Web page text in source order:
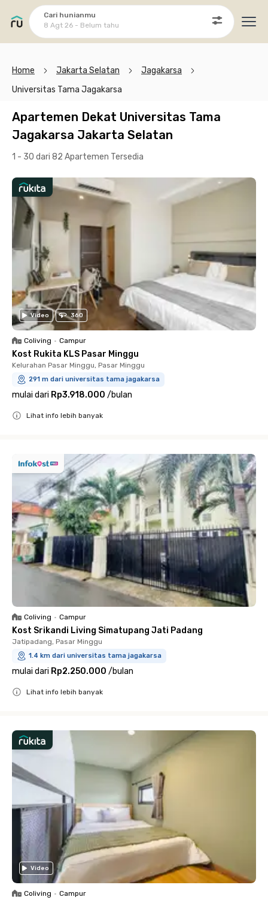
Cari hunianmu
8 Agt 26 - Belum tahu
Home Jakarta Selatan
Jagakarsa
Universitas Tama Jagakarsa
Apartemen Dekat Universitas Tama
Jagakarsa Jakarta Selatan
1 - 30 dari 82 Apartemen Tersedia
Video 360
Coliving • Campur
Kost Rukita KLS Pasar Minggu
Kelurahan Pasar Minggu, Pasar Minggu
291 m dari universitas tama jagakarsa
mulai dari Rp3.918.000 /bulan
Lihat info lebih banyak
Coliving • Campur
Kost Srikandi Living Simatupang Jati Padang
Jatipadang, Pasar Minggu
1.4 km dari universitas tama jagakarsa
mulai dari Rp2.250.000 /bulan
Lihat info lebih banyak
Video
Coliving • Campur